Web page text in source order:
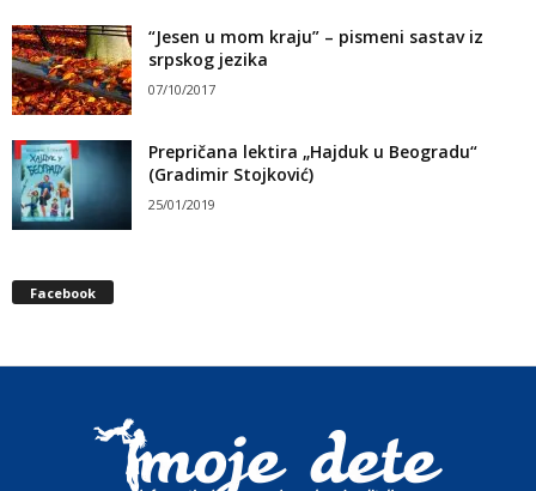
“Jesen u mom kraju” – pismeni sastav iz
srpskog jezika
07/10/2017
Prepričana lektira „Hajduk u Beogradu“
(Gradimir Stojković)
25/01/2019
Facebook